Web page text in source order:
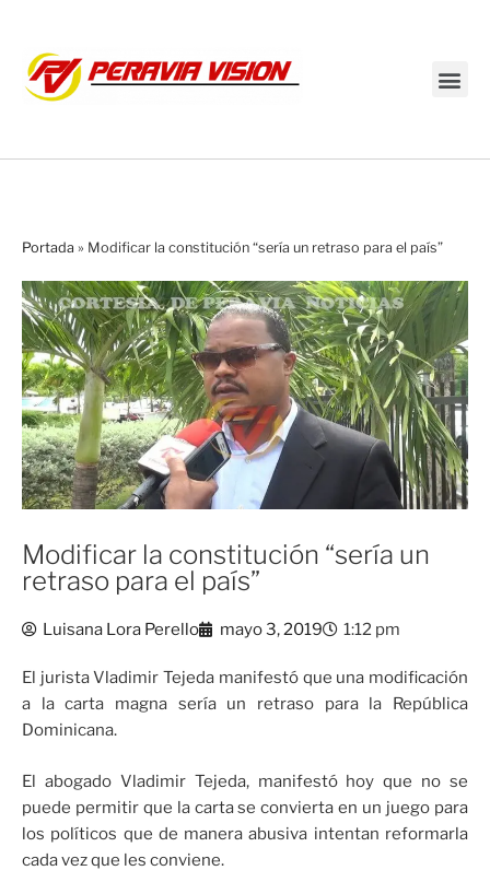
Portada » Modificar la constitución “sería un retraso para el país”
Modificar la constitución “sería un
retraso para el país”
Luisana Lora Perello mayo 3, 2019 1:12 pm
El jurista Vladimir Tejeda manifestó que una modificación
a la carta magna sería un retraso para la República
Dominicana.
El abogado Vladimir Tejeda, manifestó hoy que no se
puede permitir que la carta se convierta en un juego para
los políticos que de manera abusiva intentan reformarla
cada vez que les conviene.